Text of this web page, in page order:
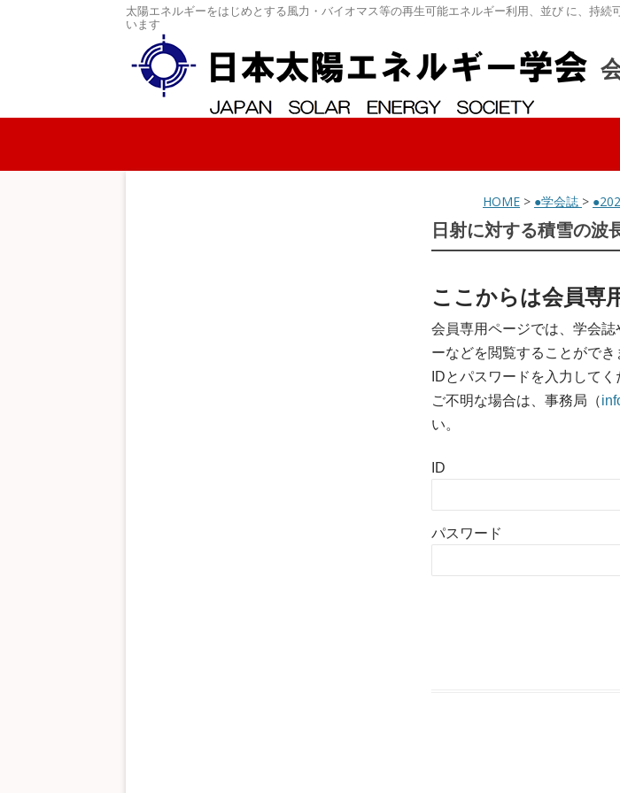
太陽エネルギーをはじめとする風力・バイオマス等の再生可能エネルギー利用、並び に、持
います
コンテンツへスキップ
HOME > ●学会誌 >
日射に対する積雪の波
ここからは会員専
会員専用ページでは、学会
ーなどを閲覧することができ
IDとパスワードを入力してく
ご不明な場合は、事務局（
い。
ID
パスワード